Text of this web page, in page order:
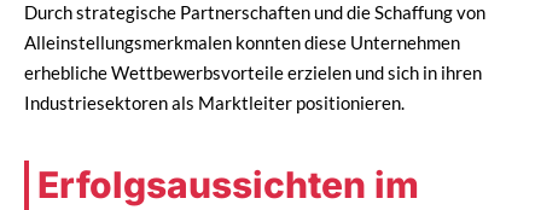
Durch strategische Partnerschaften und die Schaffung von
Alleinstellungsmerkmalen konnten diese Unternehmen
erhebliche Wettbewerbsvorteile erzielen und sich in ihren
Industriesektoren als Marktleiter positionieren.
Erfolgsaussichten im